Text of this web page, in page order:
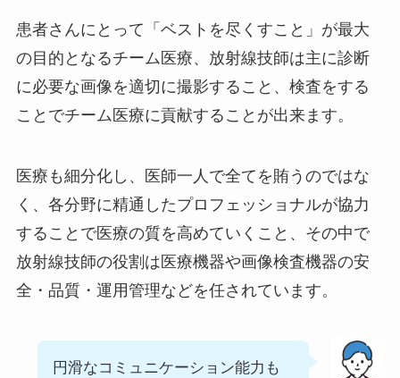
患者さんにとって「ベストを尽くすこと」が最大
の目的となるチーム医療、放射線技師は主に診断
に必要な画像を適切に撮影すること、検査をする
ことでチーム医療に貢献することが出来ます。
医療も細分化し、医師一人で全てを賄うのではな
く、各分野に精通したプロフェッショナルが協力
することで医療の質を高めていくこと、その中で
放射線技師の役割は医療機器や画像検査機器の安
全・品質・運用管理などを任されています。
円滑なコミュニケーション能力も